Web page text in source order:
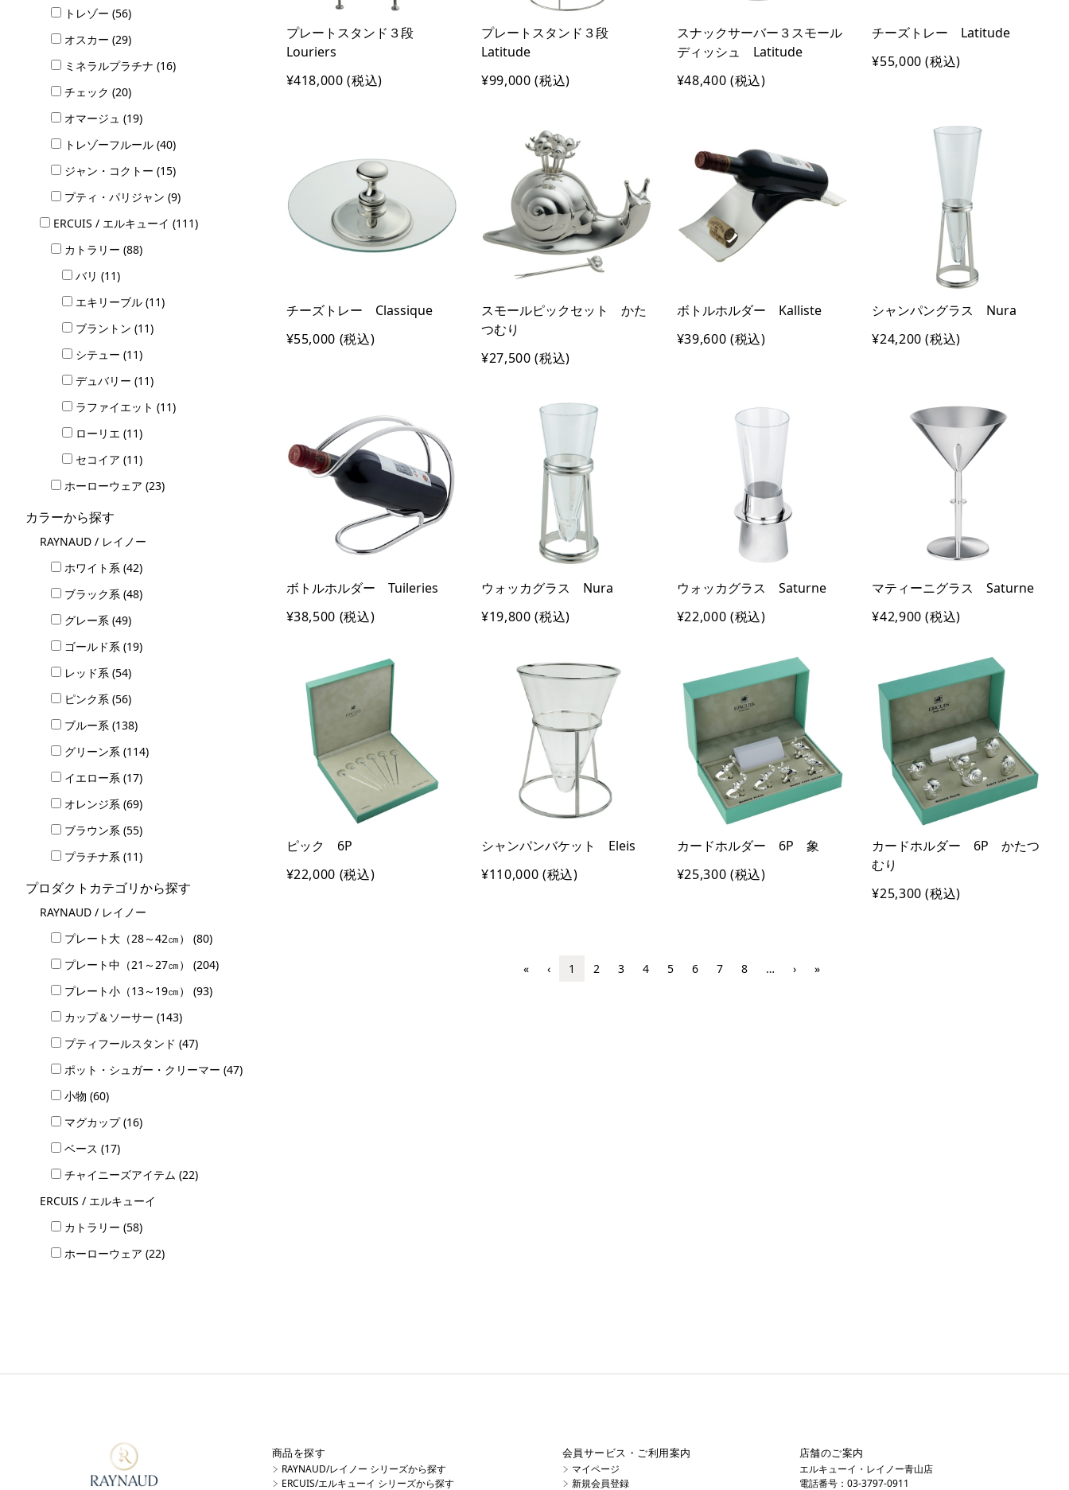
トレゾー (56)
オスカー (29)
ミネラルプラチナ (16)
チェック (20)
オマージュ (19)
トレゾーフルール (40)
ジャン・コクトー (15)
プティ・パリジャン (9)
ERCUIS / エルキューイ (111)
カトラリー (88)
バリ (11)
エキリーブル (11)
ブラントン (11)
シテュー (11)
デュバリー (11)
ラファイエット (11)
ローリエ (11)
セコイア (11)
ホーローウェア (23)
カラーから探す
RAYNAUD / レイノー
ホワイト系 (42)
ブラック系 (48)
グレー系 (49)
ゴールド系 (19)
レッド系 (54)
ピンク系 (56)
ブルー系 (138)
グリーン系 (114)
イエロー系 (17)
オレンジ系 (69)
ブラウン系 (55)
プラチナ系 (11)
プロダクトカテゴリから探す
RAYNAUD / レイノー
プレート大（28～42㎝） (80)
プレート中（21～27㎝） (204)
プレート小（13～19㎝） (93)
カップ＆ソーサー (143)
プティフールスタンド (47)
ポット・シュガー・クリーマー (47)
小物 (60)
マグカップ (16)
ベース (17)
チャイニーズアイテム (22)
ERCUIS / エルキューイ
カトラリー (58)
ホーローウェア (22)
プレートスタンド３段
Louriers
¥418,000 (税込)
プレートスタンド３段
Latitude
¥99,000 (税込)
スナックサーバー３スモール
ディッシュ Latitude
¥48,400 (税込)
チーズトレー Latitude
¥55,000 (税込)
チーズトレー Classique
¥55,000 (税込)
スモールピックセット かた
つむり
¥27,500 (税込)
ボトルホルダー Kalliste
¥39,600 (税込)
シャンパングラス Nura
¥24,200 (税込)
ボトルホルダー Tuileries
¥38,500 (税込)
ウォッカグラス Nura
¥19,800 (税込)
ウォッカグラス Saturne
¥22,000 (税込)
マティーニグラス Saturne
¥42,900 (税込)
ピック 6P
¥22,000 (税込)
シャンパンバケット Eleis
¥110,000 (税込)
カードホルダー 6P 象
¥25,300 (税込)
カードホルダー 6P かたつ
むり
¥25,300 (税込)
« ‹ 1 2 3 4 5 6 7 8 … › »
商品を探す
RAYNAUD/レイノー シリーズから探す
ERCUIS/エルキューイ シリーズから探す
会員サービス・ご利用案内
マイページ
新規会員登録
店舗のご案内
エルキューイ・レイノー青山店
電話番号：03-3797-0911